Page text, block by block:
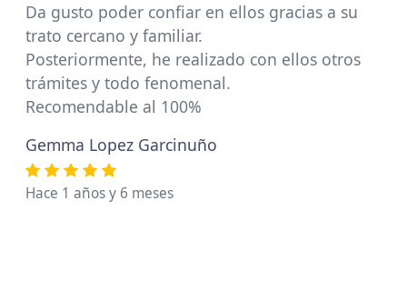
Da gusto poder confiar en ellos gracias a su
trato cercano y familiar.
Posteriormente, he realizado con ellos otros
trámites y todo fenomenal.
Recomendable al 100%
Gemma Lopez Garcinuño
Hace 1 años y 6 meses